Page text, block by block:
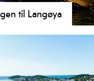
til Langøya